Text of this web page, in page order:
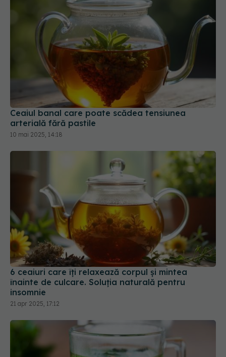
Ceaiul banal care poate scădea tensiunea
arterială fără pastile
10 mai 2025, 14:18
6 ceaiuri care îți relaxează corpul și mintea
înainte de culcare. Soluția naturală pentru
insomnie
21 apr 2025, 17:12